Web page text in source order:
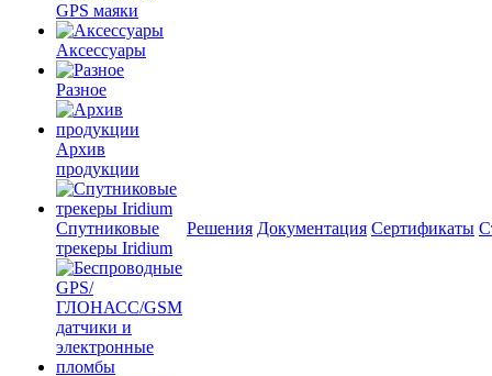
GPS маяки
Аксессуары
Разное
Архив
продукции
Спутниковые
трекеры Iridium
Решения Документация Сертификаты